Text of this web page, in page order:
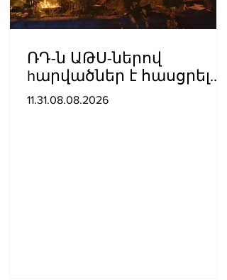
ՌԴ-ն ԱԹՍ-ներով
hարվածներ է հասցրել
Կիևին․ կան զnhեր
11.31.08.08.2026